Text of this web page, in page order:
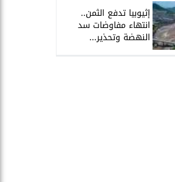
إثيوبيا تدفع الثمن..
انتهاء مفاوضات سد
النهضة وتحذير...